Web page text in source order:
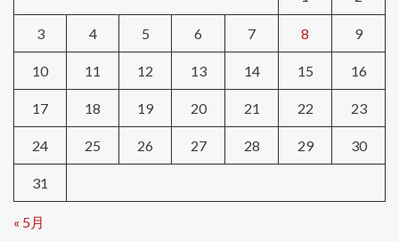
3 4 5 6 7 8 9
10 11 12 13 14 15 16
17 18 19 20 21 22 23
24 25 26 27 28 29 30
31
« 5月